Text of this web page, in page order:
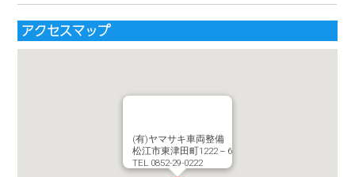
アクセスマップ
(有)ヤマサキ車両整備
松江市東津田町1222－6
TEL 0852-29-0222